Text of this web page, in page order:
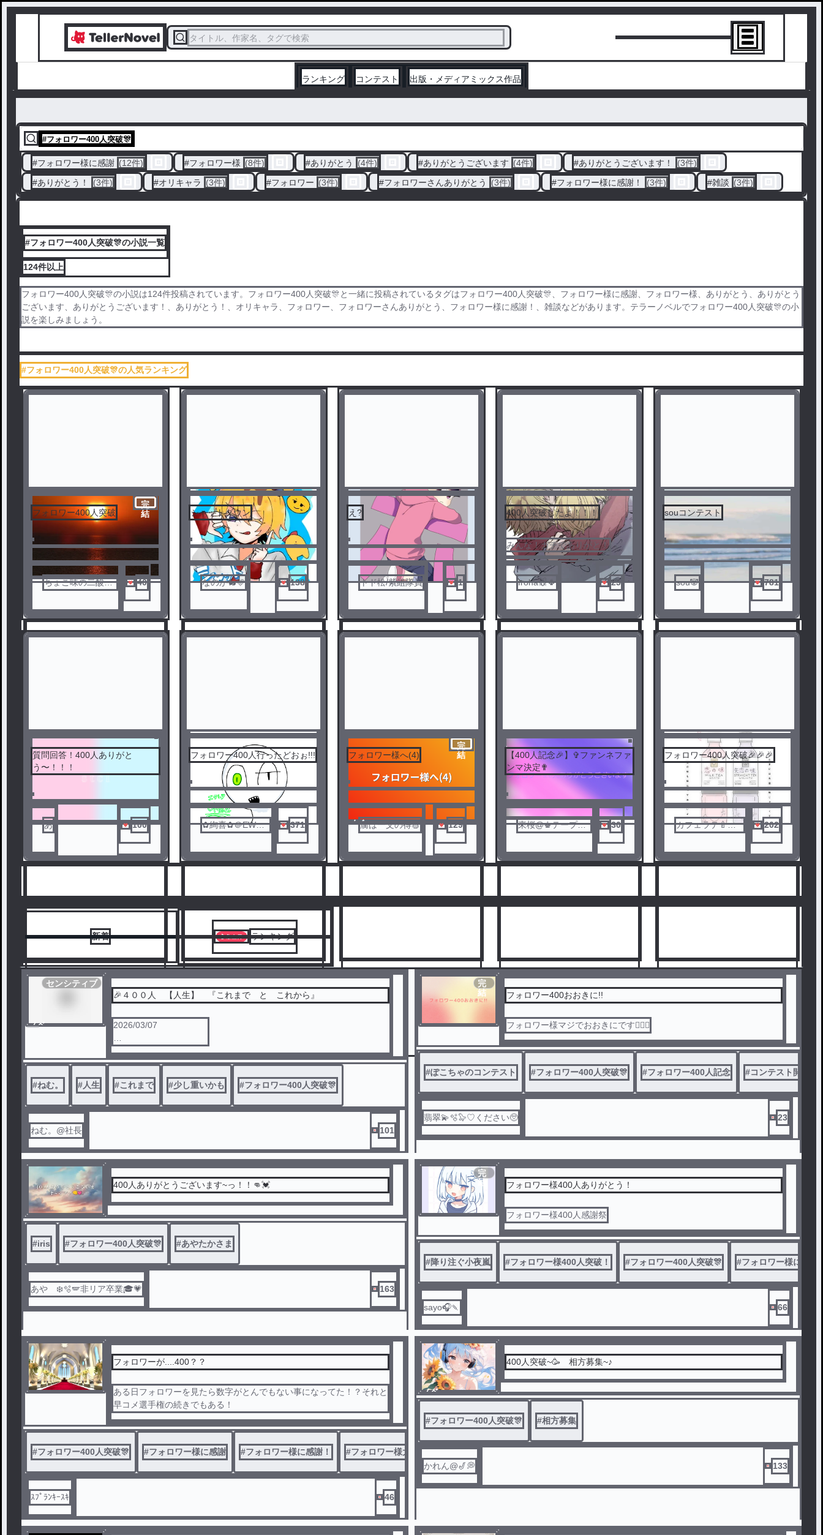
タイトル、作家名、タグで検索
ランキング コンテスト 出版・メディアミックス作品
#フォロワー400人突破🎊
#フォロワー様に感謝 (12件) #フォロワー様 (8件) #ありがとう (4件) #ありがとうございます (4件) #ありがとうございます！
(3件)
#ありがとう！ (3件) #オリキャラ (3件) #フォロワー (3件) #フォロワーさんありがとう (3件) #フォロワー様に感謝！ (3件) #雑談 (3件)
#フォロワー400人突破🎊の小説一覧
124件以上
フォロワー400人突破🎊の小説は124件投稿されています。フォロワー400人突破🎊と一緒に投稿されているタグはフォロワー400人突破🎊、フォロワー様に感謝、フォロワー様、ありがとう、ありがとう
ございます、ありがとうございます！、ありがとう！、オリキャラ、フォロワー、フォロワーさんありがとう、フォロワー様に感謝！、雑談などがあります。テラーノベルでフォロワー400人突破🎊の小
説を楽しみましょう。
#フォロワー400人突破🎊の人気ランキング
完
結
フォロワー400人突破
ちょこ味の二酸化
40
1
シャットダウン
なのか🐇🩵 138
2
え?
トド松/紫組隊員 1
3
400人突破したよ！！！
みんな！ガチでありがと！
Iroha🐭🍀 25
4
souコンテスト
sou🐼 781
5
質問回答！400人ありがと
う〜！！！
あ 100
6
フォロワー400人行ったどおぉ!!!
✿絢喜✿＠EW民
371
7
ノベ
完
結
フォロワー様へ(4)
腐は一文の得🍏 129
【400人記念🎉】✞ファンネファ
ンマ決定✟
來桜@♚テープ民
30
9
フォロワー400人突破🎉🎉🎉
カフェラテ🍼🐻
202
10
新着 ランキング
ノベ
センシティブ
🎉４００人 【人生】 『これまで と これから』
2026/03/07
ここから始まる
早乙女ねむ。との物語。
『人生について』
『生きるのが辛い人へ』
『これから』
#ねむ。 #人生 #これまで #少し重いかも #フォロワー400人突破🎊
ねむ。@社長 101
完
結
フォロワー400おおきに!!
フォロワー様マジでおおきにです🙇🏻‍♀️
#ぽこちゃのコンテスト #フォロワー400人突破🎊 #フォロワー400人記念 #コンテスト開催
翡翠💫🫧🦭♡ください🥺 23
400人ありがとうございます~っ！！👊💓
#iris #フォロワー400人突破🎊 #あやたかさま
あや ❄️🫧🪽非リア卒業🎓💗 163
完
結
フォロワー様400人ありがとう！
フォロワー様400人感謝祭
#降り注ぐ小夜嵐 #フォロワー様400人突破！ #フォロワー400人突破🎊 #フォロワー様に感謝
sayo🎧🍡 66
フォロワーが....400？？
ある日フォロワーを見たら数字がとんでもない事になってた！？それと
早コメ選手権の続きでもある！
#フォロワー400人突破🎊 #フォロワー様に感謝 #フォロワー様に感謝！ #フォロワー様大好き
ｽﾌﾟﾗﾝｷｰｽｷ 46
ノベ
ル
400人突破~🥳 相方募集~♪
#フォロワー400人突破🎊 #相方募集
かれん@🎷💭 133